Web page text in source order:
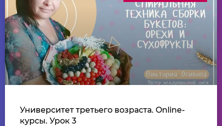
Университет третьего возраста. Online-
курсы. Урок 3